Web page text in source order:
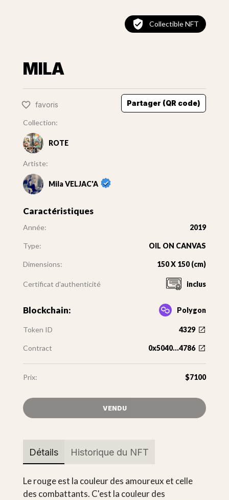
Collectible NFT
MILA
favoris Partager (QR code)
Collection:
ROTE
Artiste:
Mila VELJAC'A
Caractéristiques
Année: 2019
Type: OIL ON CANVAS
Dimensions: 150 X 150 (cm)
Certificat d'authenticité inclus
Blockchain: Polygon
Token ID 4329
Contract 0x5040...4786
Prix: $7100
VENDU
Détails Historique du NFT
Le rouge est la couleur des amoureux et celle
des combattants. C'est la couleur des